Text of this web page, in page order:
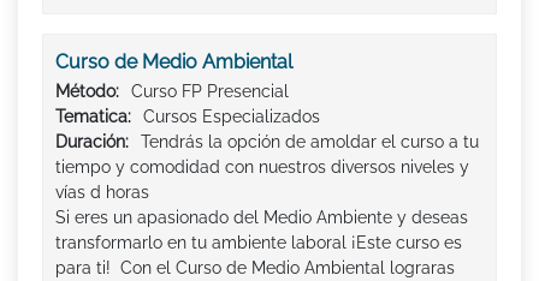
Curso de Medio Ambiental
Método:
Curso FP Presencial
Tematica:
Cursos Especializados
Duración:
Tendrás la opción de amoldar el curso a tu
tiempo y comodidad con nuestros diversos niveles y
vías d horas
Si eres un apasionado del Medio Ambiente y deseas
transformarlo en tu ambiente laboral ¡Este curso es
para ti! Con el Curso de Medio Ambiental lograras